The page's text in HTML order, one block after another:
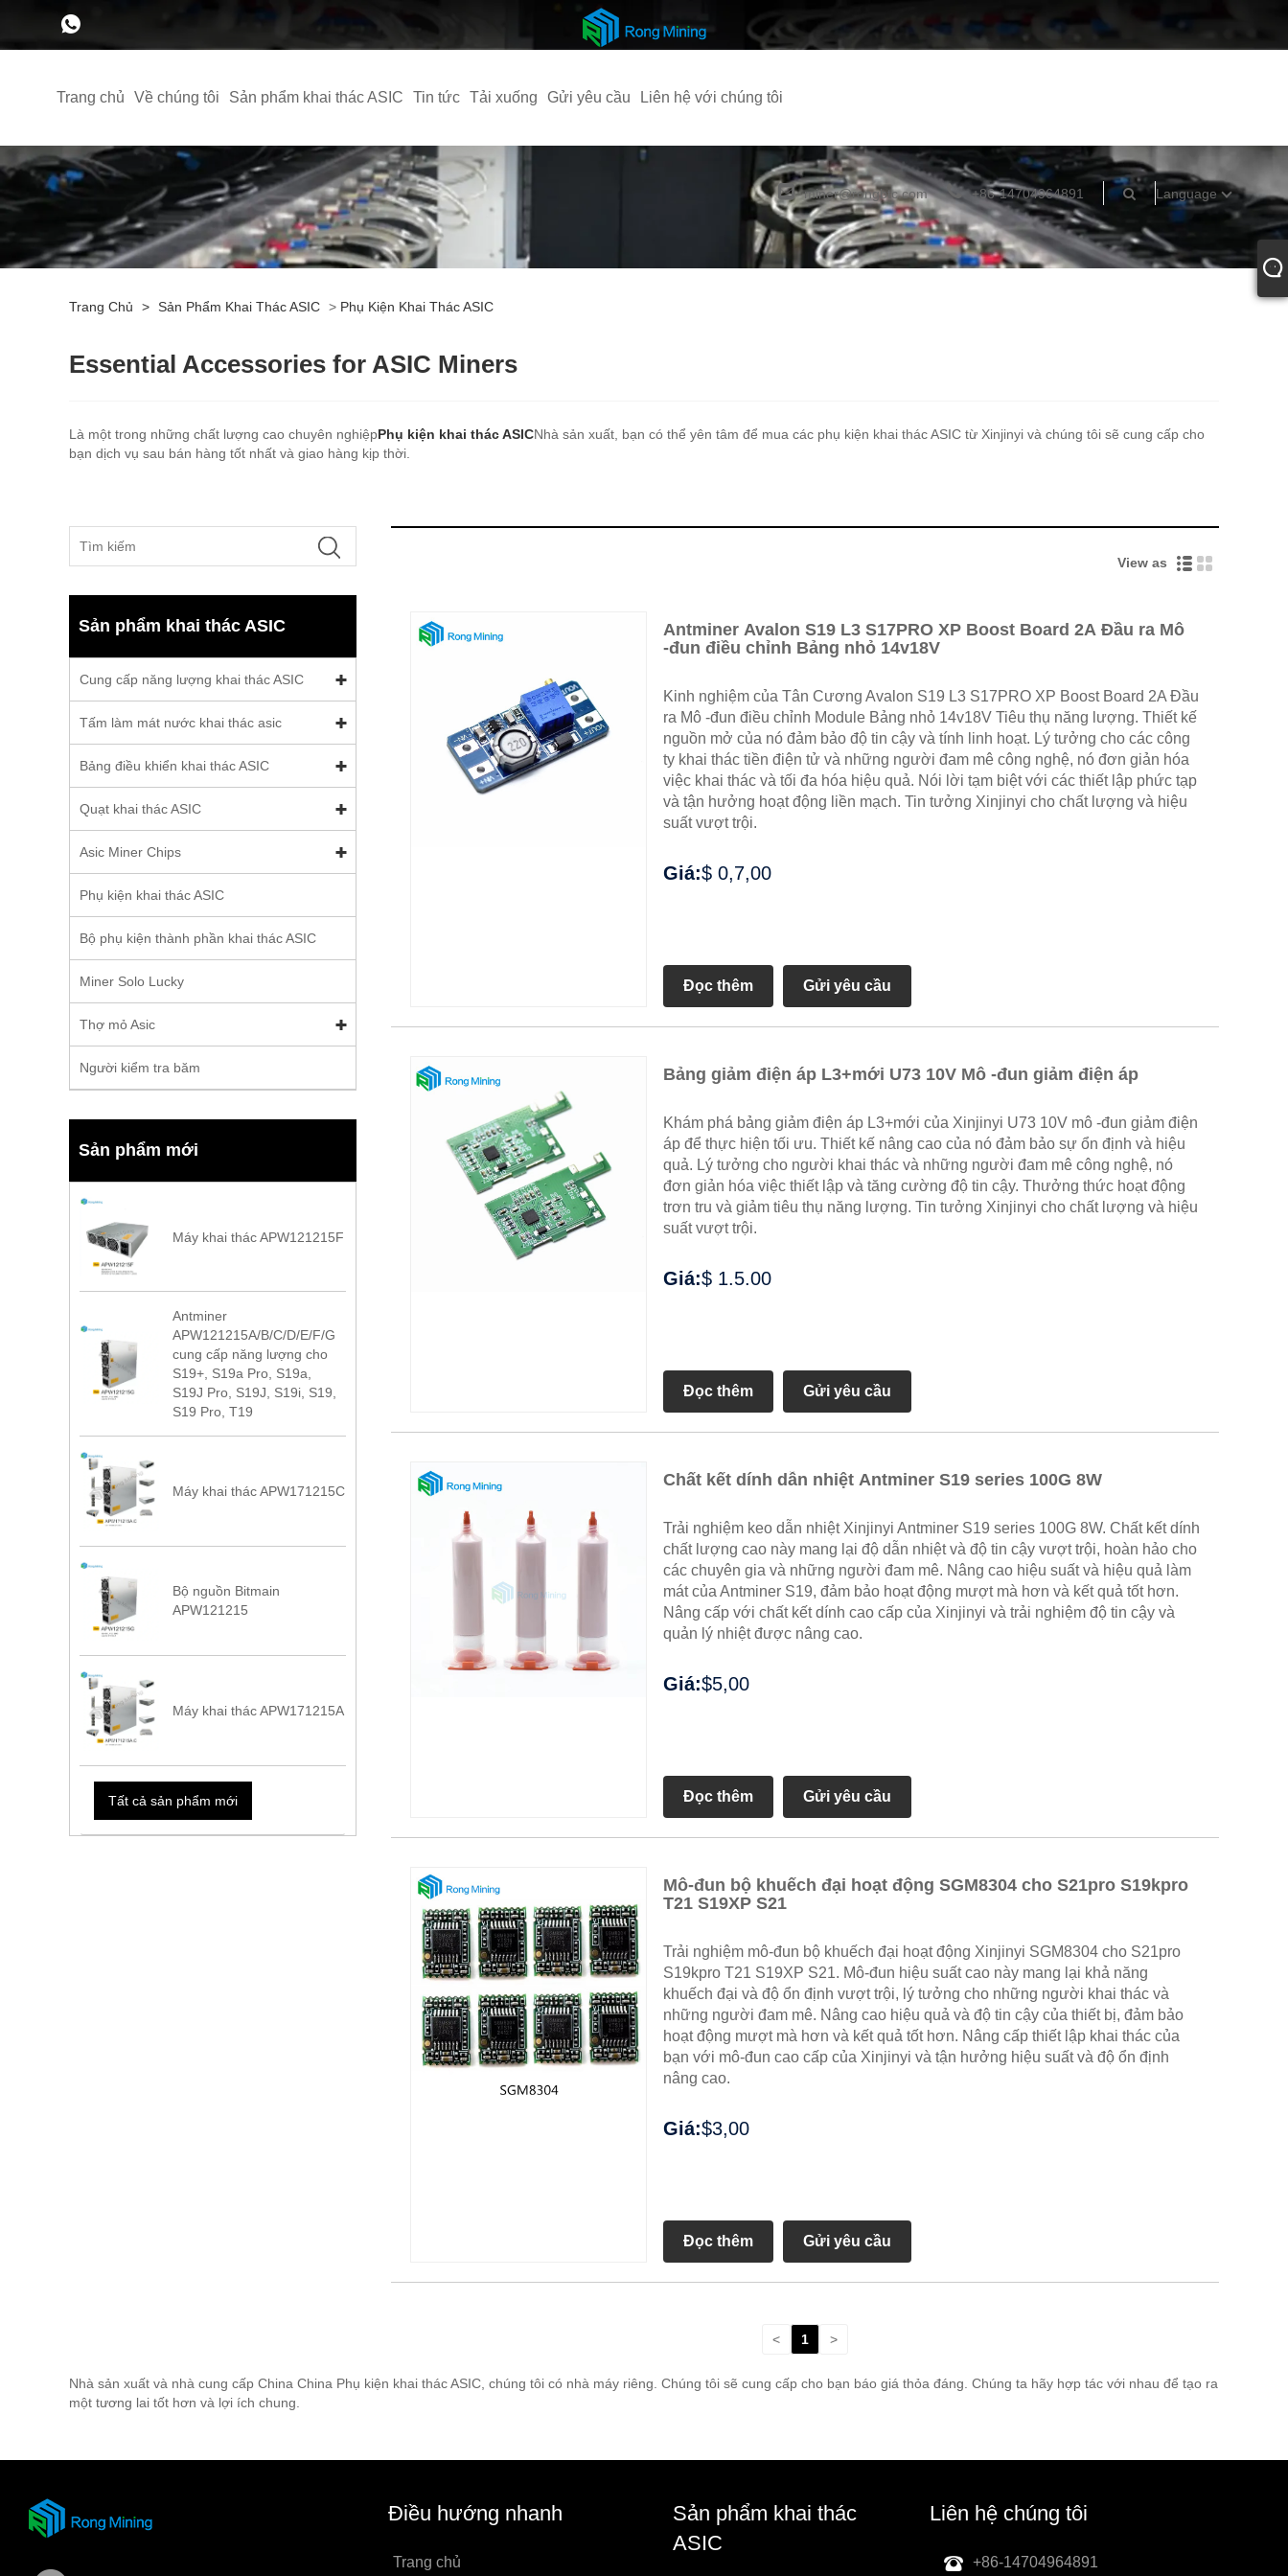
Trang chủ Về chúng tôi Sản phẩm khai thác ASIC Tin tức Tải xuống Gửi yêu cầu Liên hệ với chúng tôi
miner@rongbtc.com +86-14704964891 Language
Trang Chủ > Sản Phẩm Khai Thác ASIC > Phụ Kiện Khai Thác ASIC
Essential Accessories for ASIC Miners
Là một trong những chất lượng cao chuyên nghiệpPhụ kiện khai thác ASICNhà sản xuất, bạn có thể yên tâm để mua các phụ kiện khai thác ASIC từ Xinjinyi và chúng tôi sẽ cung cấp cho
bạn dịch vụ sau bán hàng tốt nhất và giao hàng kịp thời.
Sản phẩm khai thác ASIC
Cung cấp năng lượng khai thác ASIC
Tấm làm mát nước khai thác asic
Bảng điều khiển khai thác ASIC
Quạt khai thác ASIC
Asic Miner Chips
Phụ kiện khai thác ASIC
Bộ phụ kiện thành phần khai thác ASIC
Miner Solo Lucky
Thợ mỏ Asic
Người kiểm tra băm
Sản phẩm mới
Máy khai thác APW121215F
Antminer
APW121215A/B/C/D/E/F/G
cung cấp năng lượng cho
S19+, S19a Pro, S19a,
S19J Pro, S19J, S19i, S19,
S19 Pro, T19
Máy khai thác APW171215C
Bộ nguồn Bitmain
APW121215
Máy khai thác APW171215A
Tất cả sản phẩm mới
View as
Antminer Avalon S19 L3 S17PRO XP Boost Board 2A Đầu ra Mô
-đun điều chỉnh Bảng nhỏ 14v18V
Kinh nghiệm của Tân Cương Avalon S19 L3 S17PRO XP Boost Board 2A Đầu
ra Mô -đun điều chỉnh Module Bảng nhỏ 14v18V Tiêu thụ năng lượng. Thiết kế
nguồn mở của nó đảm bảo độ tin cậy và tính linh hoạt. Lý tưởng cho các công
ty khai thác tiền điện tử và những người đam mê công nghệ, nó đơn giản hóa
việc khai thác và tối đa hóa hiệu quả. Nói lời tạm biệt với các thiết lập phức tạp
và tận hưởng hoạt động liền mạch. Tin tưởng Xinjinyi cho chất lượng và hiệu
suất vượt trội.
Giá:$ 0,7,00
Đọc thêm Gửi yêu cầu
Bảng giảm điện áp L3+mới U73 10V Mô -đun giảm điện áp
Khám phá bảng giảm điện áp L3+mới của Xinjinyi U73 10V mô -đun giảm điện
áp để thực hiện tối ưu. Thiết kế nâng cao của nó đảm bảo sự ổn định và hiệu
quả. Lý tưởng cho người khai thác và những người đam mê công nghệ, nó
đơn giản hóa việc thiết lập và tăng cường độ tin cậy. Thưởng thức hoạt động
trơn tru và giảm tiêu thụ năng lượng. Tin tưởng Xinjinyi cho chất lượng và hiệu
suất vượt trội.
Giá:$ 1.5.00
Đọc thêm Gửi yêu cầu
Chất kết dính dẫn nhiệt Antminer S19 series 100G 8W
Trải nghiệm keo dẫn nhiệt Xinjinyi Antminer S19 series 100G 8W. Chất kết dính
chất lượng cao này mang lại độ dẫn nhiệt và độ tin cậy vượt trội, hoàn hảo cho
các chuyên gia và những người đam mê. Nâng cao hiệu suất và hiệu quả làm
mát của Antminer S19, đảm bảo hoạt động mượt mà hơn và kết quả tốt hơn.
Nâng cấp với chất kết dính cao cấp của Xinjinyi và trải nghiệm độ tin cậy và
quản lý nhiệt được nâng cao.
Giá:$5,00
Đọc thêm Gửi yêu cầu
Mô-đun bộ khuếch đại hoạt động SGM8304 cho S21pro S19kpro
T21 S19XP S21
Trải nghiệm mô-đun bộ khuếch đại hoạt động Xinjinyi SGM8304 cho S21pro
S19kpro T21 S19XP S21. Mô-đun hiệu suất cao này mang lại khả năng
khuếch đại và độ ổn định vượt trội, lý tưởng cho những người khai thác và
những người đam mê. Nâng cao hiệu quả và độ tin cậy của thiết bị, đảm bảo
hoạt động mượt mà hơn và kết quả tốt hơn. Nâng cấp thiết lập khai thác của
bạn với mô-đun cao cấp của Xinjinyi và tận hưởng hiệu suất và độ ổn định
nâng cao.
Giá:$3,00
Đọc thêm Gửi yêu cầu
< 1 >
Nhà sản xuất và nhà cung cấp China China Phụ kiện khai thác ASIC, chúng tôi có nhà máy riêng. Chúng tôi sẽ cung cấp cho bạn báo giá thỏa đáng. Chúng ta hãy hợp tác với nhau để tạo ra
một tương lai tốt hơn và lợi ích chung.
Điều hướng nhanh
Trang chủ
Sản phẩm khai thác
ASIC
Liên hệ chúng tôi
+86-14704964891